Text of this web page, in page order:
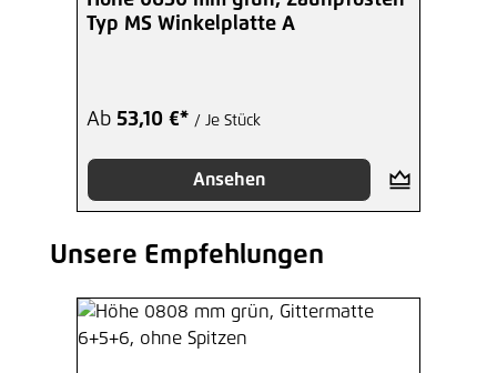
Typ MS Winkelplatte A
Ab 53,10 €* / Je Stück
Ansehen
Produktgalerie überspringen
Unsere Empfehlungen